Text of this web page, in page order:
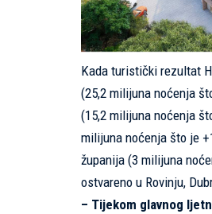
Kada turistički rezultat
(25,2 milijuna noćenja
(15,2 milijuna noćenja
milijuna noćenja što je
županija (3 milijuna
ostvareno u Rovinju,
– Tijekom glavnog